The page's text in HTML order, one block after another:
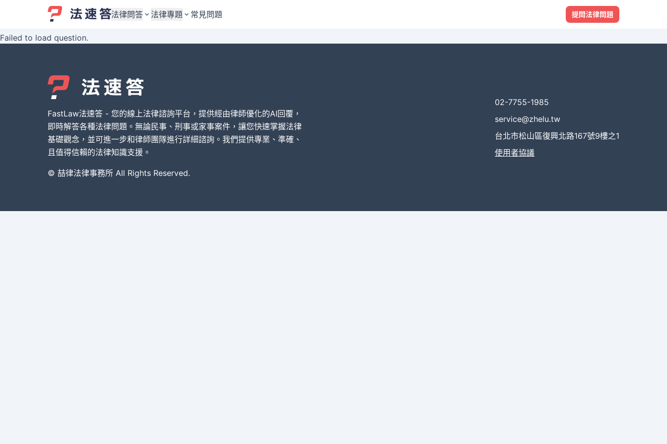
法律問答
婚姻與監護權
債務與債權
刑事犯罪案件
其他案件類型
法律專題
婚姻與監護權
債務與債權
刑事犯罪案件
其他案件類型
常見問題 提問法律問題
Failed to load question.
FastLaw法速答 - 您的線上法律諮詢平台，提供經由律師優化的AI回覆，
即時解答各種法律問題。無論民事、刑事或家事案件，讓您快速掌握法律
基礎觀念，並可進一步和律師團隊進行詳細諮詢。我們提供專業、準確、
且值得信賴的法律知識支援。
© 喆律法律事務所 All Rights Reserved.
02-7755-1985
service@zhelu.tw
台北市松山區復興北路167號9樓之1
使用者協議